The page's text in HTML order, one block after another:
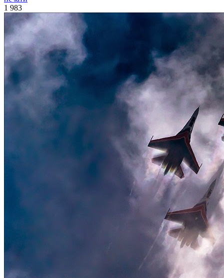
1 983